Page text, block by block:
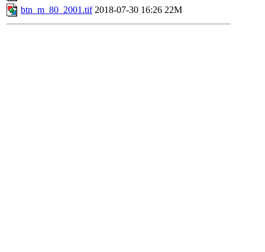
btn_m_80_2001.tif 2018-07-30 16:26 22M